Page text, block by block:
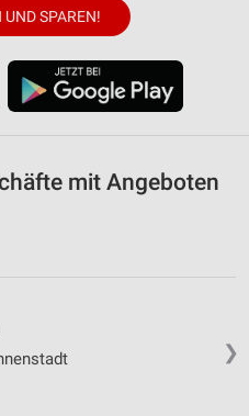
SPAREN!
mit Angeboten
❯